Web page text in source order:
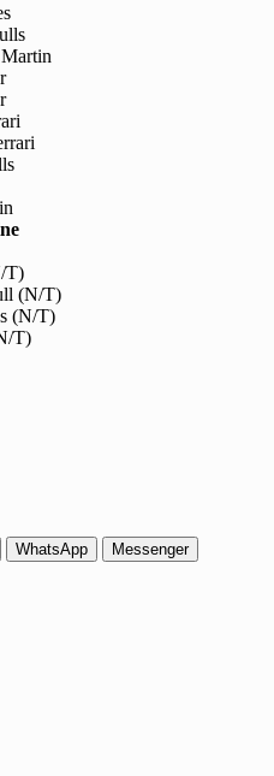
T)
(N/T)
(N/T)
T)
WhatsApp
Messenger